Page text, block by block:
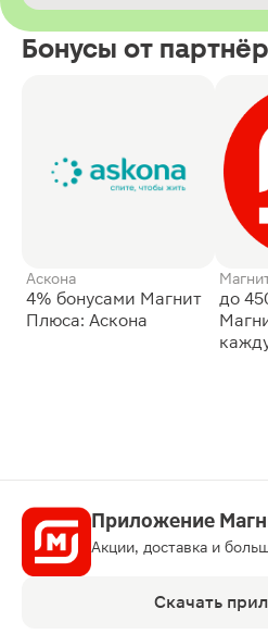
Бонусы от
Аскона
4% бонусами Магнит
Плюса: Аскона
до
Приложение
Акции, доставка и
Скачать